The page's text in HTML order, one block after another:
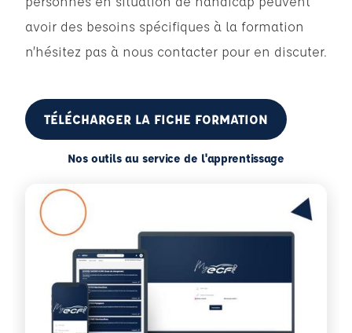
avoir des besoins spécifiques à la formation
n’hésitez pas à nous contacter pour en discuter.
TÉLÉCHARGER LA FICHE FORMATION
Nos outils au service de l'apprentissage